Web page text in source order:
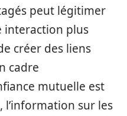
peut légitimer
interaction plus
créer des liens
cadre
mutuelle est
sur les